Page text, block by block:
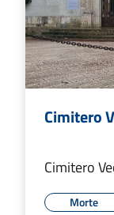
Cimitero
Cimitero
Morte